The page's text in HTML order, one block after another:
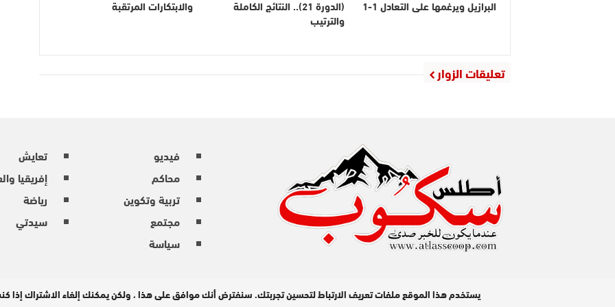
البرازيل ويرغمها على التعادل 1-1 (الدورة 21).. النتائج الكاملة
والترتيب
والابتكارات المرتقبة
تعليقات الزوار
فيديو
محاكم
تربية وتكوين
مجتمع
سياسة
تعايش
إفريقيا
رياضة
سيدتي
مدير النشر : عبد الله عزي / جميع الحقوق محفوظة © 2026
يستخدم هذا الموقع ملفات تعريف الارتباط لتحسين تجربتك. سنفترض أنك موافق على هذا ، ولكن يمكنك إلغاء الاشتراك